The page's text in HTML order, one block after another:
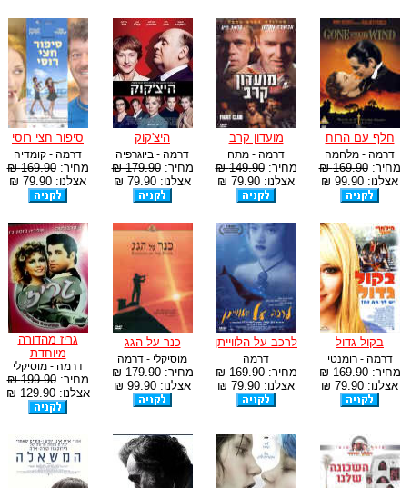
חלף עם הרוח
דרמה - מלחמה
מחיר:169.90 ₪
אצלנו: 99.90 ₪
מועדון קרב
דרמה - מתח
מחיר:149.90 ₪
אצלנו: 79.90 ₪
היצ'קוק
דרמה - ביוגרפיה
מחיר:179.90 ₪
אצלנו: 79.90 ₪
סיפור חצי רוסי
דרמה - קומדיה
מחיר:169.90 ₪
אצלנו: 79.90 ₪
בקול גדול
דרמה - רומנטי
מחיר:169.90 ₪
אצלנו: 79.90 ₪
לרכב על הלווייתן
דרמה
מחיר:169.90 ₪
אצלנו: 79.90 ₪
כנר על הגג
מוסיקלי - דרמה
מחיר:179.90 ₪
אצלנו: 99.90 ₪
גריז מהדורה
מיוחדת
דרמה - מוסיקלי
מחיר:199.90 ₪
אצלנו: 129.90 ₪